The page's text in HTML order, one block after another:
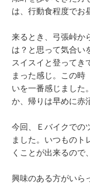
は、行動食程度でお
来るとき、弓張峠か
は？と思って気合い
スイスイと登ってき
まった感じ。この時
いを一番感じました
か、帰りは早めに赤
今回、Ｅバイクでの
ました。いつものト
くことが出来るので
興味のある方がいら